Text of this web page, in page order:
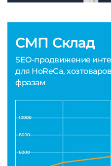
СМП Склад
SEO-продвижение
для HoReCa,
фразам